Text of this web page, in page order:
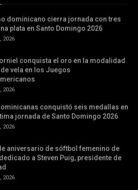
dominicano cierra jornada con tres
plata en Santo Domingo 2026
2026
conquista el oro en la modalidad
vela en los Juegos
2026
conquistó seis medallas en
jornada de Santo Domingo 2026
2026
aniversario de sóftbol femenino de
a Steven Puig, presidente de
2026